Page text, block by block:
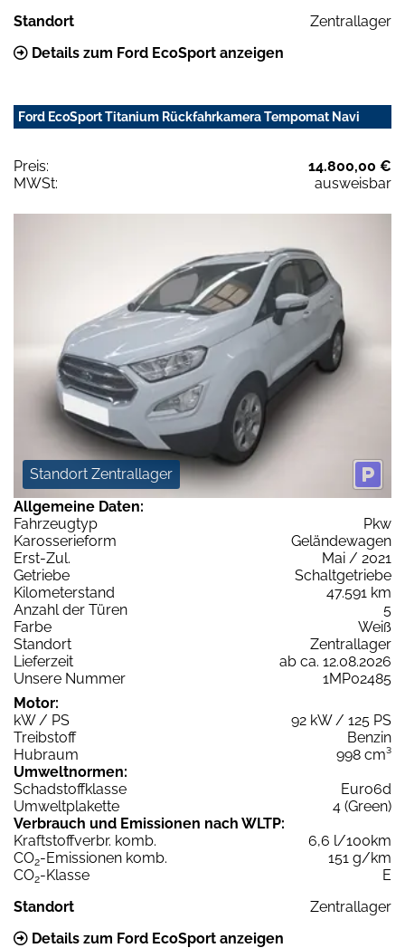
Standort
Zentrallager
Details zum Ford EcoSport anzeigen
Ford EcoSport Titanium Rückfahrkamera Tempomat Navi
Preis:
14.800,00 €
MWSt:
ausweisbar
Standort Zentrallager
Allgemeine Daten:
Fahrzeugtyp
Pkw
Karosserieform
Geländewagen
Erst-Zul.
Mai / 2021
Getriebe
Schaltgetriebe
Kilometerstand
47.591 km
Anzahl der Türen
5
Farbe
Weiß
Standort
Zentrallager
Lieferzeit
ab ca. 12.08.2026
Unsere Nummer
1MP02485
Motor:
kW / PS
92 kW / 125 PS
Treibstoff
Benzin
Hubraum
998 cm³
Umweltnormen:
Schadstoffklasse
Euro6d
Umweltplakette
4 (Green)
Verbrauch und Emissionen nach WLTP:
Kraftstoffverbr. komb.
6,6 l/100km
CO2-Emissionen komb.
151 g/km
CO2-Klasse
E
Standort
Zentrallager
Details zum Ford EcoSport anzeigen